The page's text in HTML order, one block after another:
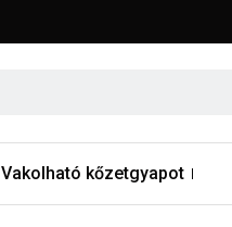
Vakolható kőzetgyapot